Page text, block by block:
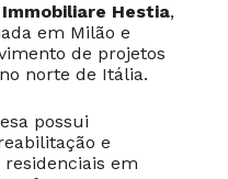
Immobiliare Hestia,
em Milão e
de projetos
norte de Itália.
possui
e
em